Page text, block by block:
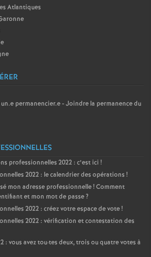
Atlantiques
permanencier.e - Joindre la permanence du
professionnelles 2022 : c’est ici !
2022 : le calendrier des opérations !
mon adresse professionnelle! Comment
et mon mot de passe?
2022 : créez votre espace de vote!
2022 : vérification et contestation des
: vous avez tou·tes deux, trois ou quatre votes à